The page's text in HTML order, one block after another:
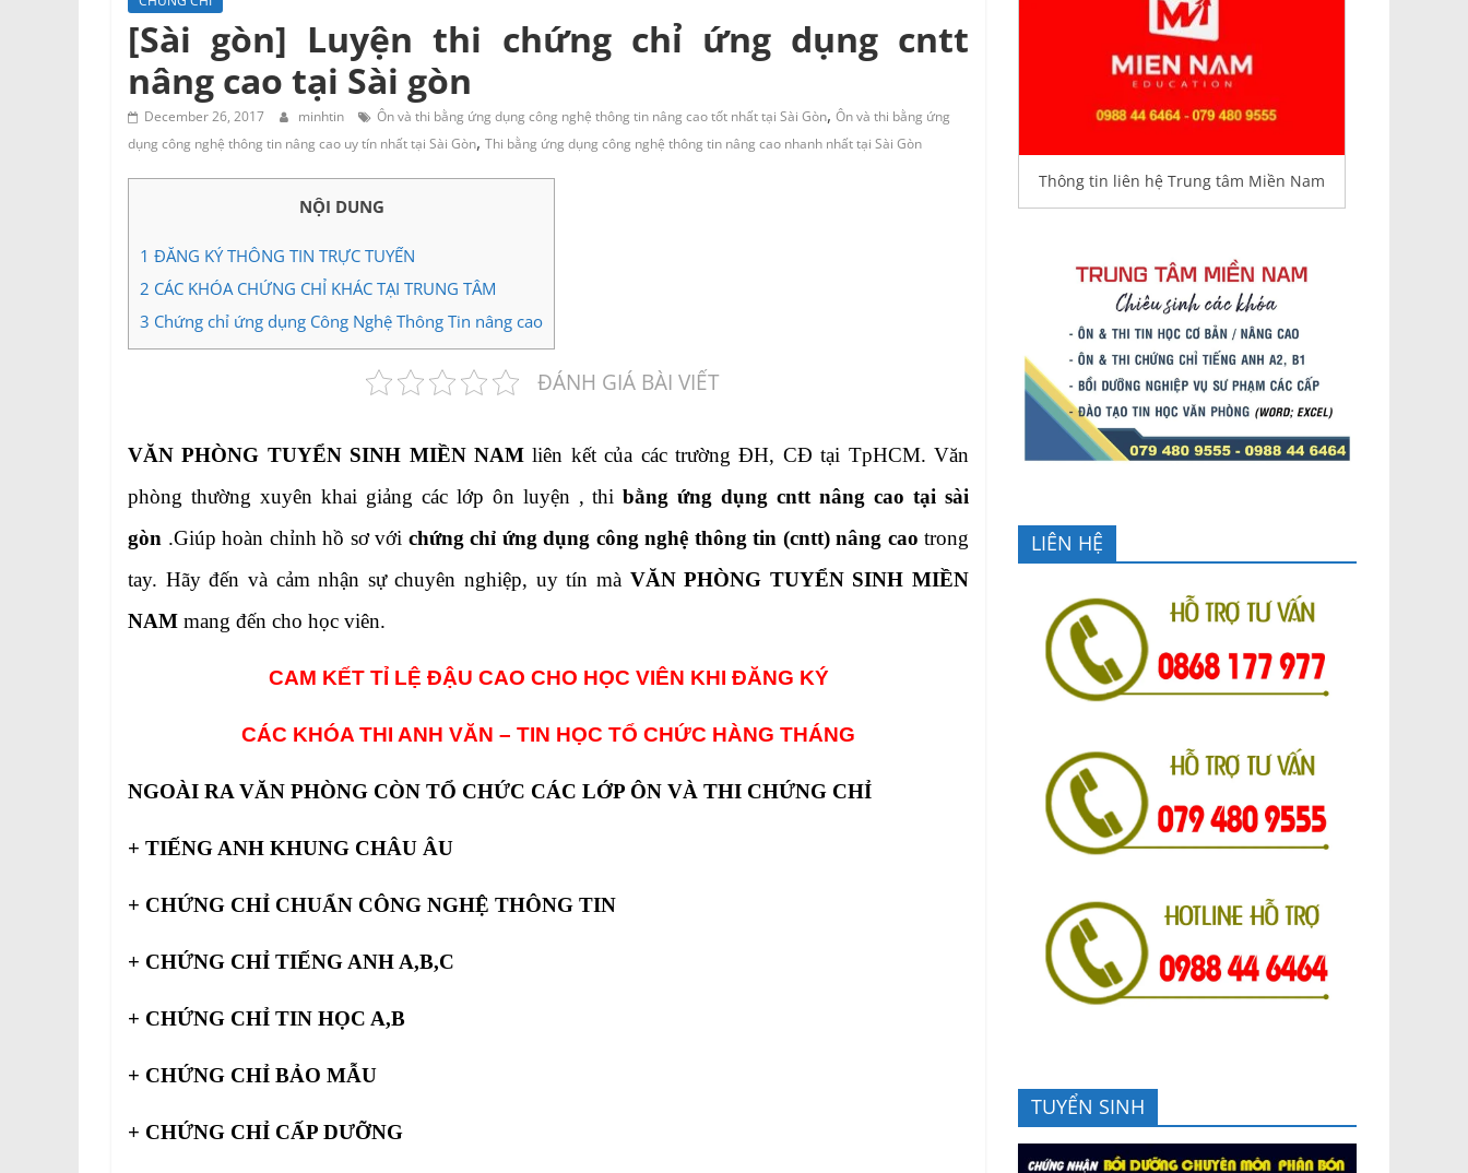
Tư
vấn
Miền
Nam
[Sài gòn] Luyện thi chứng chỉ ứng dụng cntt
nâng cao tại Sài gòn
December 26, 2017 minhtin Ôn và thi bằng ứng dụng công nghệ thông tin nâng cao tốt nhất tại Sài Gòn, Ôn và thi bằng ứng
dụng công nghệ thông tin nâng cao uy tín nhất tại Sài Gòn, Thi bằng ứng dụng công nghệ thông tin nâng cao nhanh nhất tại Sài Gòn
NỘI DUNG
1 ĐĂNG KÝ THÔNG TIN TRỰC TUYẾN
2 CÁC KHÓA CHỨNG CHỈ KHÁC TẠI TRUNG TÂM
3 Chứng chỉ ứng dụng Công Nghệ Thông Tin nâng cao
ĐÁNH GIÁ BÀI VIẾT
VĂN PHÒNG TUYỂN SINH MIỀN NAM liên kết của các trường ĐH, CĐ tại TpHCM. Văn
phòng thường xuyên khai giảng các lớp ôn luyện , thibằng ứng dụng cntt nâng cao tại sài
gòn .Giúp hoàn chỉnh hồ sơ với chứng chỉ ứng dụng công nghệ thông tin (cntt) nâng cao trong
tay. Hãy đến và cảm nhận sự chuyên nghiệp, uy tín mà VĂN PHÒNG TUYỂN SINH MIỀN
NAM mang đến cho học viên.
CAM KẾT TỈ LỆ ĐẬU CAO CHO HỌC VIÊN KHI ĐĂNG KÝ
CÁC KHÓA THI ANH VĂN – TIN HỌC TỔ CHỨC HÀNG THÁNG
NGOÀI RA VĂN PHÒNG CÒN TỔ CHỨC CÁC LỚP ÔN VÀ THI CHỨNG CHỈ
+ TIẾNG ANH KHUNG CHÂU ÂU
+ CHỨNG CHỈ CHUẨN CÔNG NGHỆ THÔNG TIN
+ CHỨNG CHỈ TIẾNG ANH A,B,C
+ CHỨNG CHỈ TIN HỌC A,B
+ CHỨNG CHỈ BẢO MẪU
+ CHỨNG CHỈ CẤP DƯỠNG
Thông tin liên hệ Trung tâm Miền Nam
LIÊN HỆ
TUYỂN SINH